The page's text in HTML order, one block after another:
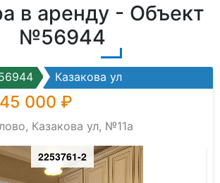
в аренду - Объект
№56944
Казакова ул
000 ₽
Казакова ул, №11а
2253761-2